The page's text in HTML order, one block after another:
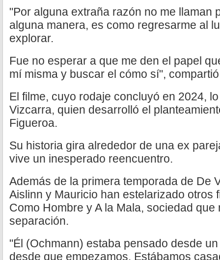
"Por alguna extraña razón no me llaman
alguna manera, es como regresarme al
explorar.
Fue no esperar a que me den el papel
mí misma y buscar el cómo sí",
El filme, cuyo rodaje concluyó en 2024,
Vizcarra, quien desarrolló el
Figueroa.
Su historia gira alrededor de una ex
vive un inesperado reencuentro.
Además de la primera temporada de De
Aislinn y Mauricio han estelarizado otros
Como Hombre y A la Mala, sociedad
separación.
"Él (Ochmann) estaba pensado desde
desde que empezamos. Estábamos